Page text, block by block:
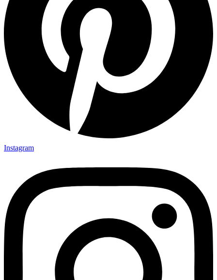
Instagram